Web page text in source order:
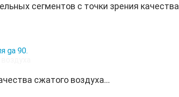
сегментов с точки зрения качества
ga 90.
сжатого воздуха...